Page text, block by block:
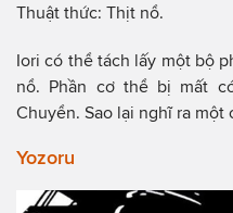
Thuật thức: Thịt nổ.
Iori có thể tách lấy một bộ
nổ. Phần cơ thể bị mất
Chuyển. Sao lại nghĩ ra một
Yozoru